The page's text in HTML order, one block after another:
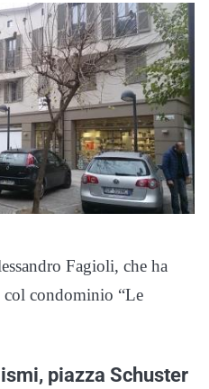
Fagioli, che ha
col condominio “Le
piazza Schuster